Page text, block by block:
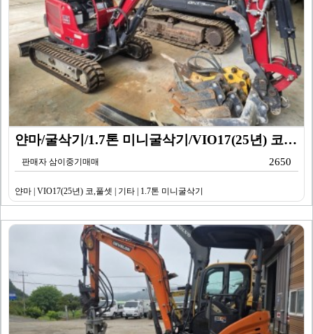
얀마/굴삭기/1.7톤 미니굴삭기/VIO17(25년) 코…
판매자 삼이중기매매 2650
얀마 | VIO17(25년) 코,풀셋 | 기타 | 1.7톤 미니굴삭기